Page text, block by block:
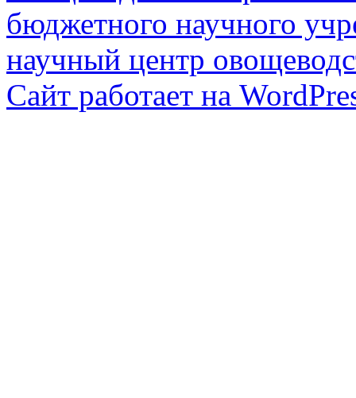
бюджетного научного
научный центр
Сайт работает на